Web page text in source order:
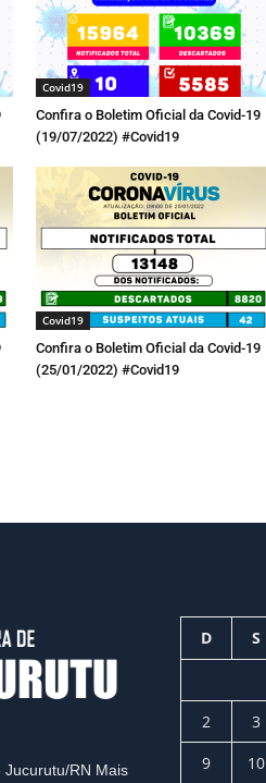
Covid19
Confira o Boletim Oficial da Covid-19
(19/07/2022) #Covid19
Covid19
Confira o Boletim Oficial da Covid-19
(25/01/2022) #Covid19
Jucurutu/RN Mais
D S
2
3
9
10